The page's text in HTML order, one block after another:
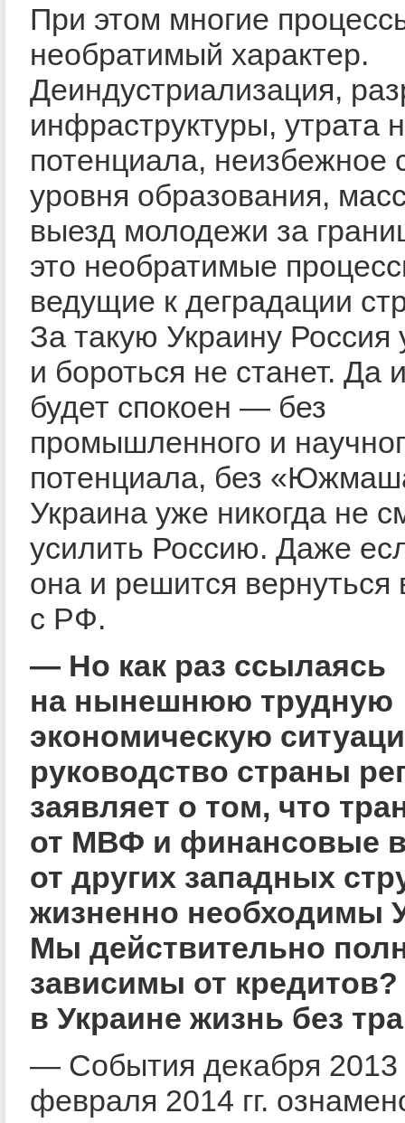
При этом многие
необратимый характер.
Деиндустриализация,
инфраструктуры, утрата
потенциала, неизбежное
уровня образования,
выезд молодежи за
это необратимые
ведущие к деградации
За такую Украину Россия
и бороться не станет. Да
будет спокоен — без
промышленного и
потенциала, без
Украина уже никогда не
усилить Россию. Даже
она и решится вернуться
с РФ.
— Но как раз ссылаясь
на нынешнюю трудную
экономическую
руководство страны
заявляет о том, что
от МВФ и финансовые
от других западных
жизненно необходимы
Мы действительно
зависимы от
в Украине жизнь без
— События декабря
февраля 2014 гг.